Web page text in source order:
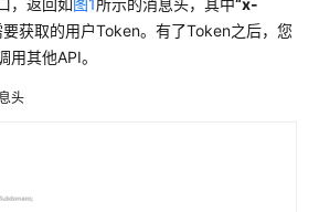
，返回如图1所示的消息头，其中“x-
获取的用户Token。有了Token之后，您
其他API。
头